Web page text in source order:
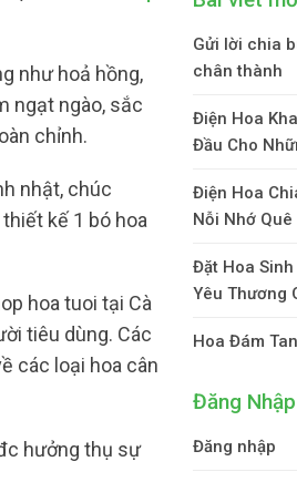
như hoả hồng,
ngạt ngào, sắc
chỉnh.
nhật, chúc
kế 1 bó hoa
hoa tuoi tại Cà
tiêu dùng. Các
các loại hoa cân
hưởng thụ sự
Gửi lời chia
chân thành
Điện Hoa
Đầu Cho
Điện Hoa
Nỗi Nhớ Quê
Đặt Hoa Sinh
Yêu Thương
Hoa Đám
Đăng Nhập
Đăng nhập